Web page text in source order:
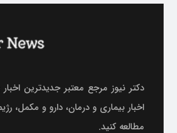
دکتر نیوز مرجع معتبر جدیدترین
اخبار بیماری و درمان، دارو و مکمل،
مطالعه کنید.